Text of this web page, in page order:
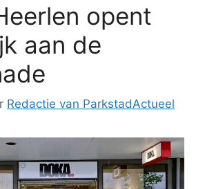
opent
aan de
Redactie van ParkstadActueel